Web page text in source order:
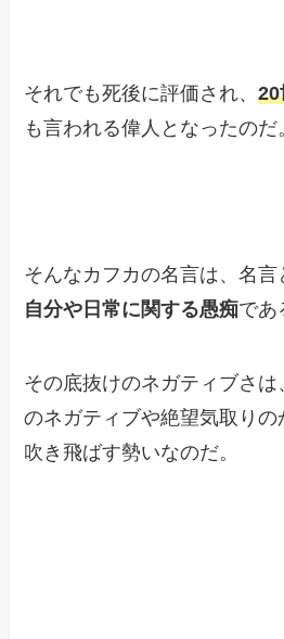
それでも死後に評価され、20
も言われる偉人となったのだ
そんなカフカの名言は、名
自分や日常に関する愚痴であ
その底抜けのネガティブさは
のネガティブや絶望気取り
吹き飛ばす勢いなのだ。